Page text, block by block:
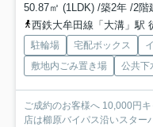
50.87㎡ (1LDK) /築2年 /2階
西鉄大牟田線「大溝」駅
駐輪場 宅配ボックス
敷地内ごみ置き場
公共下
ご成約のお客様へ 10,000円
店は櫛原バイパス沿いスター